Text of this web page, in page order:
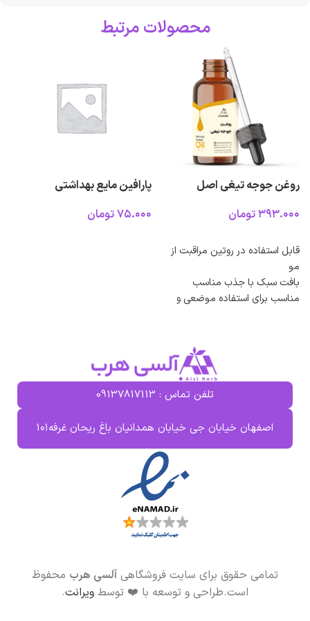
محصولات مرتبط
روغن جوجه تیغی اصل
تومان
قابل استفاده در روتین مراقبت از
مو
بافت سبک با جذب مناسب
مناسب برای استفاده موضعی و
پارافین مایع بهداشتی
تومان
تلفن تماس : 09137817113
اصفهان خیابان جی خیابان همدانیان باغ ریحان غرفه۱۰۱
تمامی حقوق برای سایت فروشگاهی آلسی هرب محفوظ
است.طراحی و توسعه با ❤️ توسط ویرانت.